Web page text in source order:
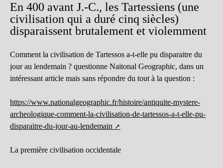
En 400 avant J.-C., les Tartessiens (une
civilisation qui a duré cinq siècles)
disparaissent brutalement et violemment
Comment la civilisation de Tartessos a-t-elle pu disparaitre du
jour au lendemain ? questionne Naitonal Geographic, dans un
intéressant article mais sans répondre du tout à la question :
https://www.nationalgeographic.fr/histoire/antiquite-mystere-
archeologique-comment-la-civilisation-de-tartessos-a-t-elle-pu-
disparaitre-du-jour-au-lendemain
La première civilisation occidentale